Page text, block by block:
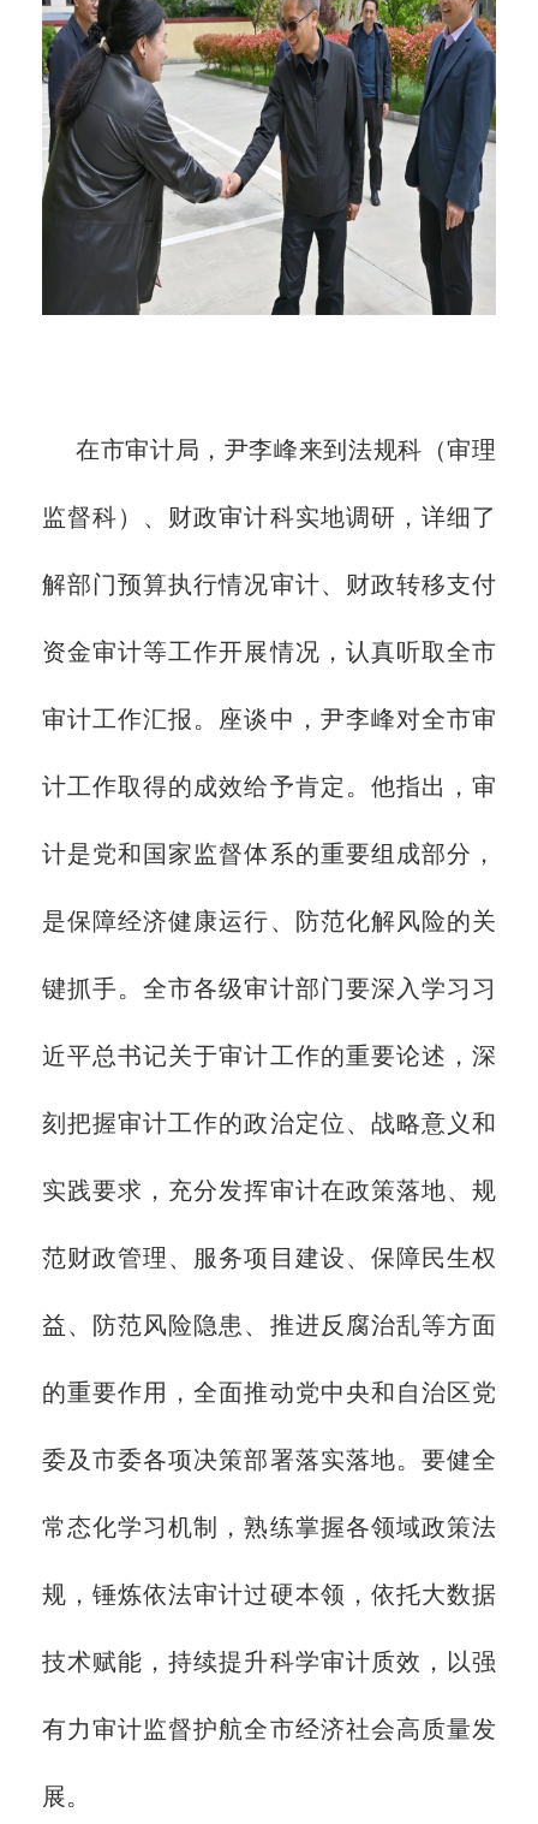
在市审计局，尹李峰来到法规科（审理
监督科）、财政审计科实地调研，详细了
解部门预算执行情况审计、财政转移支付
资金审计等工作开展情况，认真听取全市
审计工作汇报。座谈中，尹李峰对全市审
计工作取得的成效给予肯定。他指出，审
计是党和国家监督体系的重要组成部分，
是保障经济健康运行、防范化解风险的关
键抓手。全市各级审计部门要深入学习习
近平总书记关于审计工作的重要论述，深
刻把握审计工作的政治定位、战略意义和
实践要求，充分发挥审计在政策落地、规
范财政管理、服务项目建设、保障民生权
益、防范风险隐患、推进反腐治乱等方面
的重要作用，全面推动党中央和自治区党
委及市委各项决策部署落实落地。要健全
常态化学习机制，熟练掌握各领域政策法
规，锤炼依法审计过硬本领，依托大数据
技术赋能，持续提升科学审计质效，以强
有力审计监督护航全市经济社会高质量发
展。